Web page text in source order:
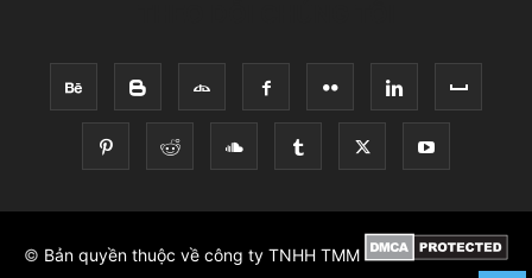
© Bản quyền thuộc về công ty TNHH TMM